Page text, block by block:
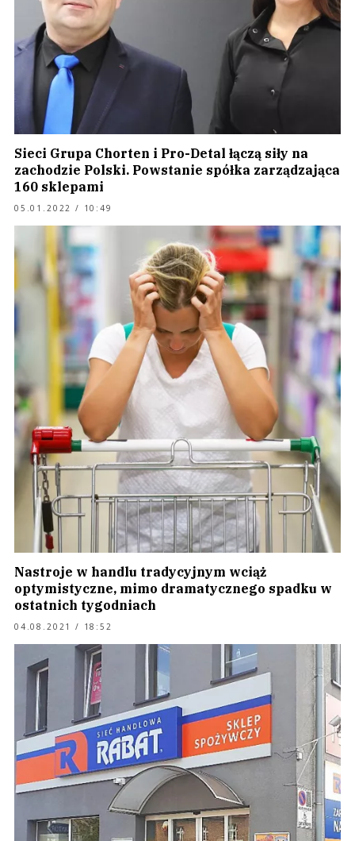
Sieci Grupa Chorten i Pro-Detal łączą siły na
zachodzie Polski. Powstanie spółka zarządzająca
160 sklepami
05.01.2022 / 10:49
Nastroje w handlu tradycyjnym wciąż
optymistyczne, mimo dramatycznego spadku w
ostatnich tygodniach
04.08.2021 / 18:52